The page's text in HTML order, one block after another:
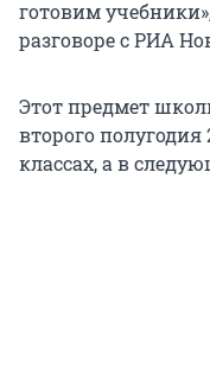
готовим
разговоре с РИА
Этот предмет
второго
классах, а в